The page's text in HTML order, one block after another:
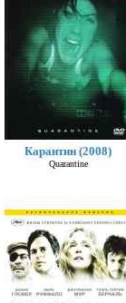
Карантин (2008)
Quarantine